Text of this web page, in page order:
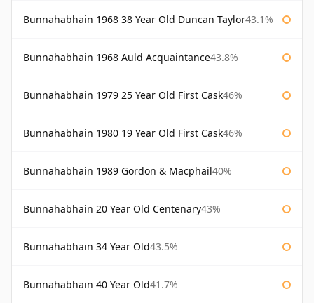
Bunnahabhain 1968 38 Year Old Duncan Taylor43.1%
Bunnahabhain 1968 Auld Acquaintance43.8%
Bunnahabhain 1979 25 Year Old First Cask46%
Bunnahabhain 1980 19 Year Old First Cask46%
Bunnahabhain 1989 Gordon & Macphail40%
Bunnahabhain 20 Year Old Centenary43%
Bunnahabhain 34 Year Old43.5%
Bunnahabhain 40 Year Old41.7%